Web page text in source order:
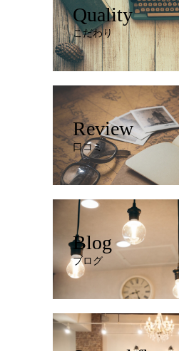
Quality
こだわり
Review
口コミ
Blog
ブログ